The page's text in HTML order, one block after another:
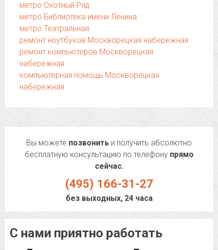
метро Охотный Ряд
метро Библиотека имени Ленина
метро Театральная
ремонт ноутбуков Москворецкая набережная
ремонт компьютеров Москворецкая
набережная
компьютерная помощь Москворецкая
набережная
Вы можете позвонить и получить абсолютно
бесплатную консультацию по телефону прямо
сейчас.
(495) 166-31-27
без выходных, 24 часа
С нами приятно работать